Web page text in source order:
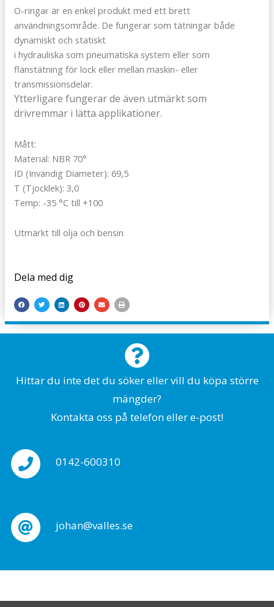
O-ringar är en enkel produkt med ett brett
användningsområde. De fungerar som tätningar både
dynamiskt och statiskt
i hydrauliska som pneumatiska system eller som
flänstätning för lock eller mellan maskin- eller
transmissionsdelar.
Ytterligare fungerar de även utmärkt som
drivremmar i lätta applikationer.
Mått:
Material: NBR 70°
ID (Invändig Diameter): 69,5
T (Tjocklek): 3,0
Temp: -35 °C till +100
Utmärkt till olja och bensin
Dela med dig
Hittar du inte det du söker eller vill du köpa större
mängder?
Kontakta oss på telefon eller e-post!
0142-600310
johan@valles.se